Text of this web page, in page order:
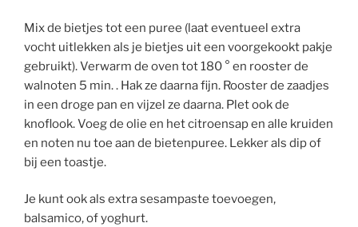
Mix de bietjes tot een puree (laat eventueel extra
vocht uitlekken als je bietjes uit een voorgekookt pakje
gebruikt). Verwarm de oven tot 180 ° en rooster de
walnoten 5 min. . Hak ze daarna fijn. Rooster de zaadjes
in een droge pan en vijzel ze daarna. Plet ook de
knoflook. Voeg de olie en het citroensap en alle kruiden
en noten nu toe aan de bietenpuree. Lekker als dip of
bij een toastje.
Je kunt ook als extra sesampaste toevoegen,
balsamico, of yoghurt.